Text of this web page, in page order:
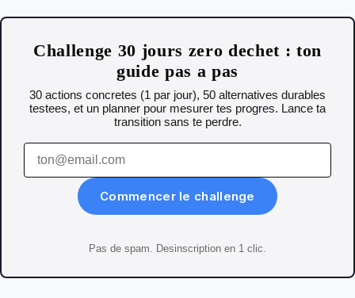
Challenge 30 jours zero dechet : ton
guide pas a pas
30 actions concretes (1 par jour), 50 alternatives durables
testees, et un planner pour mesurer tes progres. Lance ta
transition sans te perdre.
Commencer le challenge
Pas de spam. Desinscription en 1 clic.